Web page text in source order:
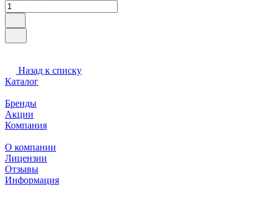
Назад к списку
Каталог
Бренды
Акции
Компания
О компании
Лицензии
Отзывы
Информация